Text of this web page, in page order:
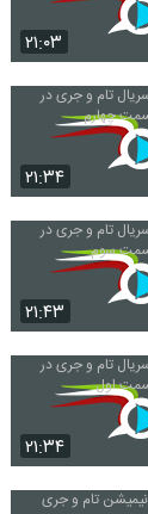
۲۱:۰۳
۲۱:۳۴
۲۱:۴۳
۲۱:۳۴